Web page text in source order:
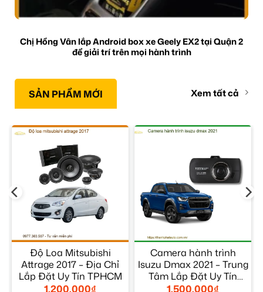
Chị Hồng Vân lắp Android box xe Geely EX2 tại Quận 2
để giải trí trên mọi hành trình
SẢN PHẨM MỚI Xem tất cả
Độ Loa Mitsubishi
Attrage 2017 – Địa Chỉ
Lắp Đặt Uy Tín TPHCM
1.200.000₫
Camera hành trình
Isuzu Dmax 2021 – Trung
Tâm Lắp Đặt Uy Tín
TPHCM
1.500.000₫